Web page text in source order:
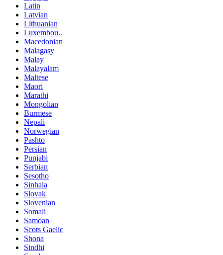
Latin
Latvian
Lithuanian
Luxembou..
Macedonian
Malagasy
Malay
Malayalam
Maltese
Maori
Marathi
Mongolian
Burmese
Nepali
Norwegian
Pashto
Persian
Punjabi
Serbian
Sesotho
Sinhala
Slovak
Slovenian
Somali
Samoan
Scots Gaelic
Shona
Sindhi